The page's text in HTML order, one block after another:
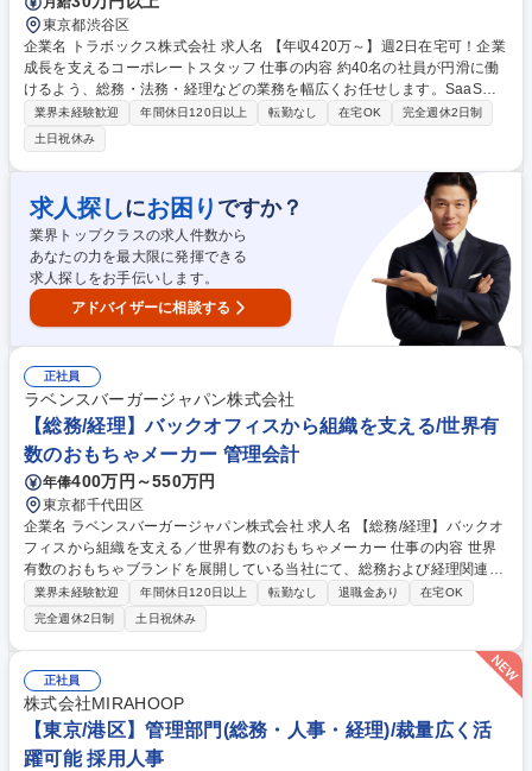
東京都渋谷区
企業名 トラボックス株式会社 求人名 【年収420万～】週2日在宅可！企業
成長を支えるコーポレートスタッフ 仕事の内容 約40名の社員が円滑に働
けるよう、総務・法務・経理などの業務を幅広くお任せします。SaaSツ
ール等も活用し、他部署やグループ本部と連携しながら会社の土台作りと
環境改善を推進していただきます。 当社のコーポレート部門（現在6名体
制）の一員として、幅広いバックオフィス業務を担います。具体的には、
取引先との契約書管理から、社内規程の整備、備品管理、入金や予算の管
理、Visional本部と連携した入退社手続きまで多岐にわたります。業務の
枠に縛られず、経営層や他部署からの突発的な依頼にも柔軟に対応し、AI
などの新しいツールも積極的に取り入れながら、社内環境の改善を推進で
きる環境です。 募集職種 【年収420万～】週2日在宅可！企業成長を支え
るコーポレートスタッフ
業界未経験歓迎 年間休日120日以上 転勤なし 在宅OK
完全週休2日制
土日祝休み
求人探しにお困り ですか？
業界トップクラスの求人件数から
あなたの力を最大限に発揮できる
求人探しをお手伝いします。
アドバイザーに相談する
正社員
ラベンスバーガージャパン株式会社
【総務/経理】バックオフィスから組織を支える/世界有
数のおもちゃメーカー 管理会計
年俸400万円～550万円
東京都千代田区
企業名 ラベンスバーガージャパン株式会社 求人名 【総務/経理】バックオ
フィスから組織を支える／世界有数のおもちゃメーカー 仕事の内容 世界
有数のおもちゃブランドを展開している当社にて、総務および経理関連の
業務全般をお任せいたします。これまでのご経験を活かし、バックオフィ
スから組織を支えていただきます。 ■経理業務（請求書仕訳、経費精算、
入出金管理、小口現金）■月次・年次決算の補助（税理士事務所との連携
等）■売掛金・買掛金の管理（支払スケジュールの管理等）■総務業務全般
（備品管理、オフィス環境の整備、契約書の管理）■人事関連業務（勤怠
管理や給与計算のサポート）■労務関連業務（社内規定、就業規則の管
理、社労士との連携）■その他社内外との各種調整業務 【業務内容の変更
範囲】当社の指定する業務 募集職種 【総務/経理】バックオフィスから組
織を支える／世界有数のおもちゃメーカー
業界未経験歓迎 年間休日120日以上 転勤なし 退職金あり
在宅OK
完全週休2日制
土日祝休み
正社員
株式会社MIRAHOOP
【東京/港区】管理部門(総務・人事・経理)/裁量広く活
躍可能 採用人事